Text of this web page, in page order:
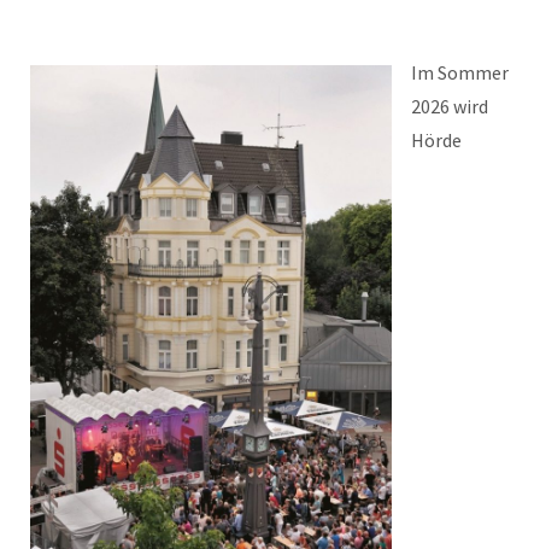
Im Sommer
2026 wird
Hörde